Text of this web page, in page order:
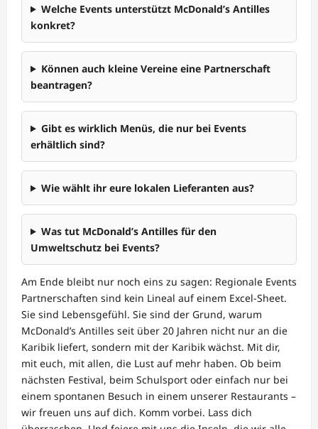
Welche Events unterstützt McDonald’s Antilles
konkret?
Können auch kleine Vereine eine Partnerschaft
beantragen?
Gibt es wirklich Menüs, die nur bei Events
erhältlich sind?
Wie wählt ihr eure lokalen Lieferanten aus?
Was tut McDonald’s Antilles für den
Umweltschutz bei Events?
Am Ende bleibt nur noch eins zu sagen: Regionale Events
Partnerschaften sind kein Lineal auf einem Excel-Sheet.
Sie sind Lebensgefühl. Sie sind der Grund, warum
McDonald’s Antilles seit über 20 Jahren nicht nur an die
Karibik liefert, sondern mit der Karibik wächst. Mit dir,
mit euch, mit allen, die Lust auf mehr haben. Ob beim
nächsten Festival, beim Schulsport oder einfach nur bei
einem spontanen Besuch in einem unserer Restaurants –
wir freuen uns auf dich. Komm vorbei. Lass dich